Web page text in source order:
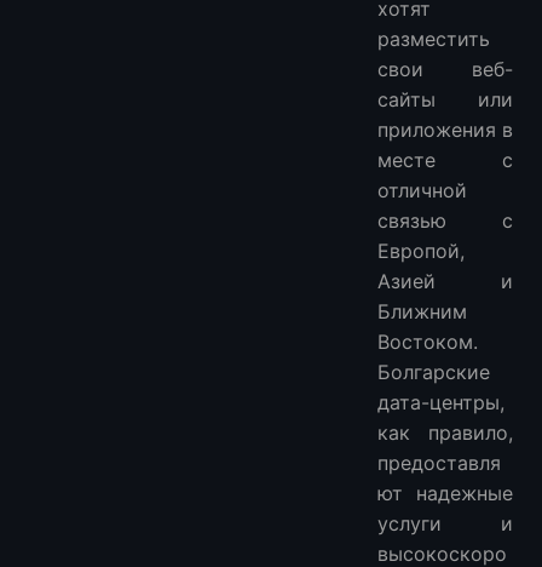
хотят
разместить
свои веб-
сайты или
приложения в
месте с
отличной
связью с
Европой,
Азией и
Ближним
Востоком.
Болгарские
дата-центры,
как правило,
предоставля
ют надежные
услуги и
высокоскоро